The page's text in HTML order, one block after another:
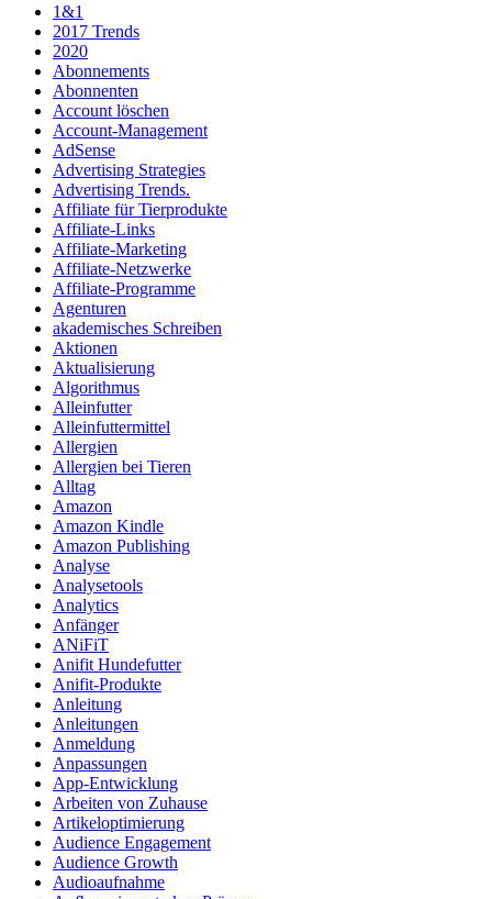
1&1
2017 Trends
2020
Abonnements
Abonnenten
Account löschen
Account-Management
AdSense
Advertising Strategies
Advertising Trends.
Affiliate für Tierprodukte
Affiliate-Links
Affiliate-Marketing
Affiliate-Netzwerke
Affiliate-Programme
Agenturen
akademisches Schreiben
Aktionen
Aktualisierung
Algorithmus
Alleinfutter
Alleinfuttermittel
Allergien
Allergien bei Tieren
Alltag
Amazon
Amazon Kindle
Amazon Publishing
Analyse
Analysetools
Analytics
Anfänger
ANiFiT
Anifit Hundefutter
Anifit-Produkte
Anleitung
Anleitungen
Anmeldung
Anpassungen
App-Entwicklung
Arbeiten von Zuhause
Artikeloptimierung
Audience Engagement
Audience Growth
Audioaufnahme